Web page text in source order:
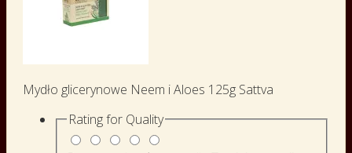
Mydło glicerynowe Neem i Aloes 125g Sattva
Rating for Quality